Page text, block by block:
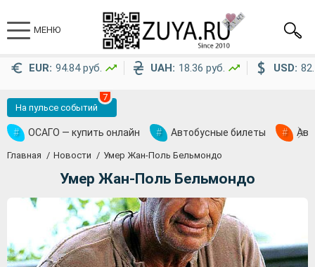
МЕНЮ
EUR: 94.84 руб. UAH: 18.36 руб. USD:
На пульсе событий
7
# ОСАГО — купить онлайн # Автобусные билеты #
Главная Новости Умер Жан-Поль Бельмондо
Умер Жан-Поль Бельмондо